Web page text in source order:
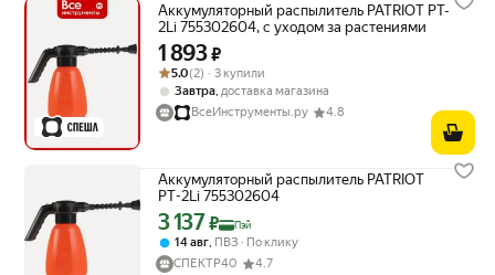
Аккумуляторный распылитель PATRIOT PT-
2Li 755302604, с уходом за растениями
Цена 1893 ₽ вместо
1 893₽
Рейтинг товара: 5.0 из 5
Оценок: (2) · 3 купили
5.0(2) · 3 купили
Завтра, доставка магазина
ВсеИнструменты.ру
4.8
Аккумуляторный распылитель PATRIOT
PT-2Li 755302604
Цена с картой Яндекс Пэй 3137 ₽ вместо
3 137₽ Пэй
14 авг ПВЗ
По клику
СПЕКТР40
4.7